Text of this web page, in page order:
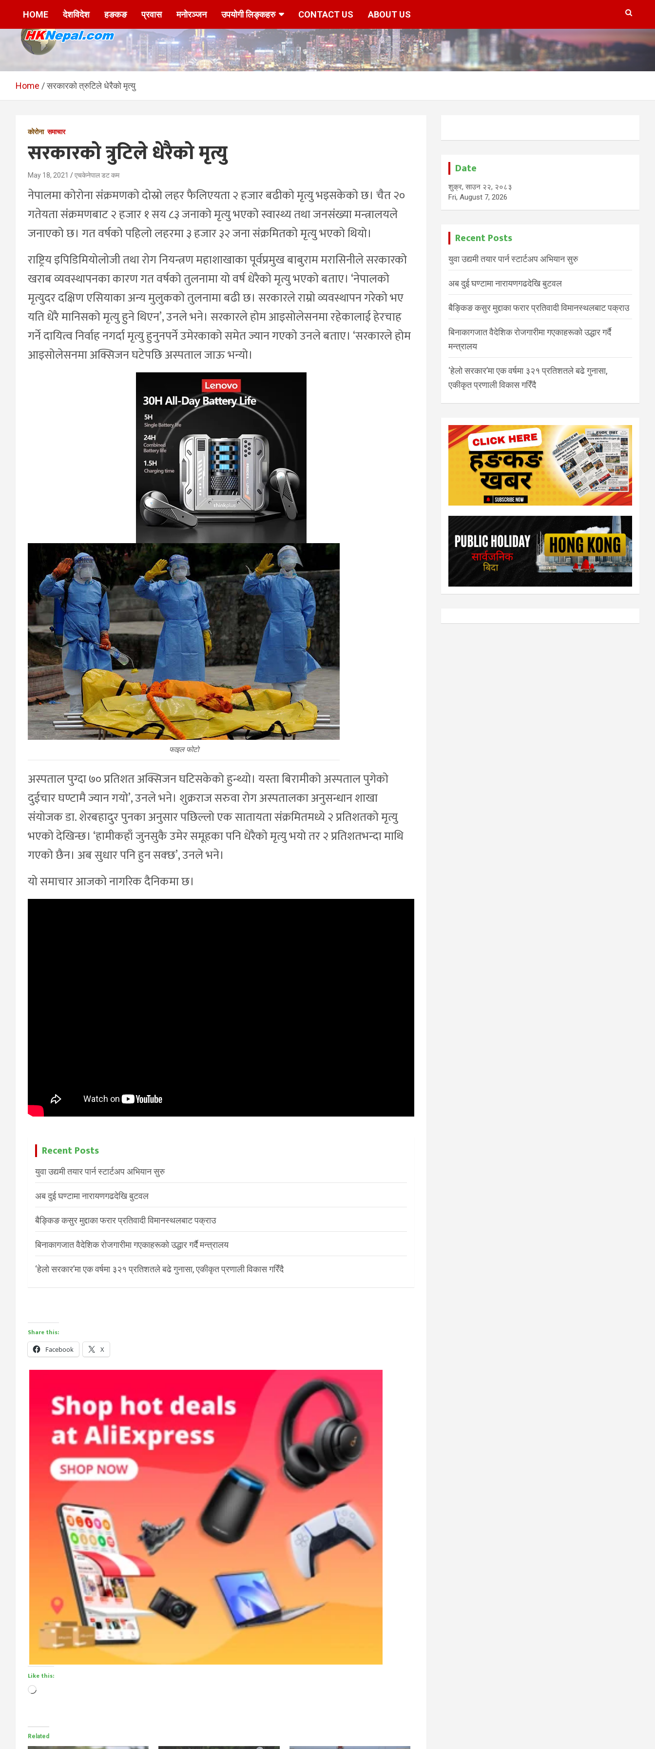
HKNepal.com –
हङकङबाट सञ्चालित पहिलो
नेपाली अनलाईन पत्रिका
hknepal, hknepal.com, hk nepal, hk nepal com
HOME देशविदेश हङकङ प्रवास मनोरञ्जन उपयोगी लिङ्कहरु CONTACT US ABOUT US
Home सरकारको त्रुटिले धेरैको मृत्यु
कोरोना समाचार
सरकारको त्रुटिले धेरैको मृत्यु
May 18, 2021 एचकेनेपाल डट कम
नेपालमा कोरोना संक्रमणको दोस्रो लहर फैलिएयता २ हजार बढीको मृत्यु भइसकेको छ। चैत २०
गतेयता संक्रमणबाट २ हजार १ सय ८३ जनाको मृत्यु भएको स्वास्थ्य तथा जनसंख्या मन्त्रालयले
जनाएको छ। गत वर्षको पहिलो लहरमा ३ हजार ३२ जना संक्रमितको मृत्यु भएको थियो।
राष्ट्रिय इपिडिमियोलोजी तथा रोग नियन्त्रण महाशाखाका पूर्वप्रमुख बाबुराम मरासिनीले सरकारको
खराब व्यवस्थापनका कारण गत वर्षको तुलनामा यो वर्ष धेरैको मृत्यु भएको बताए। ‘नेपालको
मृत्युदर दक्षिण एसियाका अन्य मुलुकको तुलनामा बढी छ। सरकारले राम्रो व्यवस्थापन गरेको भए
यति धेरै मानिसको मृत्यु हुने थिएन’, उनले भने। सरकारले होम आइसोलेसनमा रहेकालाई हेरचाह
गर्ने दायित्व निर्वाह नगर्दा मृत्यु हुनुनपर्ने उमेरकाको समेत ज्यान गएको उनले बताए। ‘सरकारले होम
आइसोलेसनमा अक्सिजन घटेपछि अस्पताल जाऊ भन्यो।
फाइल फोटो
अस्पताल पुग्दा ७० प्रतिशत अक्सिजन घटिसकेको हुन्थ्यो। यस्ता बिरामीको अस्पताल पुगेको
दुईचार घण्टामै ज्यान गयो’, उनले भने। शुक्रराज सरुवा रोग अस्पतालका अनुसन्धान शाखा
संयोजक डा. शेरबहादुर पुनका अनुसार पछिल्लो एक सातायता संक्रमितमध्ये २ प्रतिशतको मृत्यु
भएको देखिन्छ। ‘हामीकहाँ जुनसुकै उमेर समूहका पनि धेरैको मृत्यु भयो तर २ प्रतिशतभन्दा माथि
गएको छैन। अब सुधार पनि हुन सक्छ’, उनले भने।
यो समाचार आजको नागरिक दैनिकमा छ।
Recent Posts
युवा उद्यमी तयार पार्न स्टार्टअप अभियान सुरु
अब दुई घण्टामा नारायणगढदेखि बुटवल
बैङ्किङ कसुर मुद्दाका फरार प्रतिवादी विमानस्थलबाट पक्राउ
बिनाकागजात वैदेशिक रोजगारीमा गएकाहरूको उद्धार गर्दै मन्त्रालय
‘हेलो सरकार’मा एक वर्षमा ३२१ प्रतिशतले बढे गुनासा, एकीकृत प्रणाली विकास गरिँदै
Share this:
Facebook X
Like this:
Loading…
Related
Date
शुक्र, साउन २२, २०८३
Fri, August 7, 2026
Recent Posts
युवा उद्यमी तयार पार्न स्टार्टअप अभियान सुरु
अब दुई घण्टामा नारायणगढदेखि बुटवल
बैङ्किङ कसुर मुद्दाका फरार प्रतिवादी विमानस्थलबाट पक्राउ
बिनाकागजात वैदेशिक रोजगारीमा गएकाहरूको उद्धार गर्दै
मन्त्रालय
‘हेलो सरकार’मा एक वर्षमा ३२१ प्रतिशतले बढे गुनासा,
एकीकृत प्रणाली विकास गरिँदै